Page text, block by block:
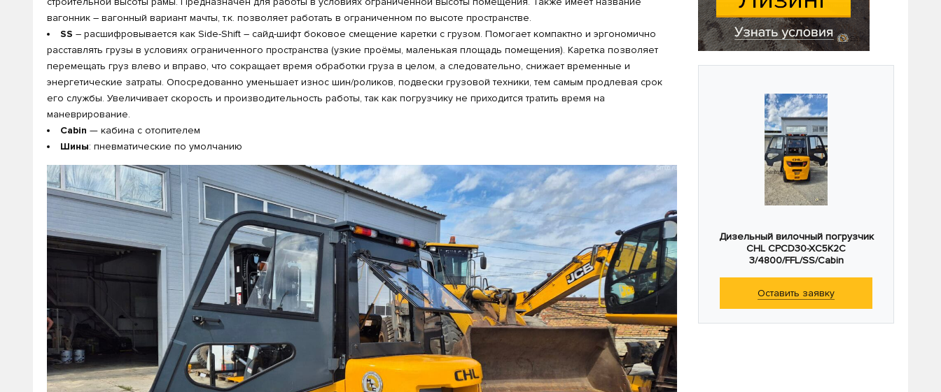
вагонник – вагонный вариант мачты, т.к. позволяет работать в ограниченном по высоте пространстве.
SS – расшифровывается как Side-Shift – сайд-шифт боковое смещение каретки с грузом. Помогает компактно и эргономично
расставлять грузы в условиях ограниченного пространства (узкие проёмы, маленькая площадь помещения). Каретка позволяет
перемещать груз влево и вправо, что сокращает время обработки груза в целом, а следовательно, снижает временные и
энергетические затраты. Опосредованно уменьшает износ шин/роликов, подвески грузовой техники, тем самым продлевая срок
его службы. Увеличивает скорость и производительность работы, так как погрузчику не приходится тратить время на
маневрирование.
Cabin — кабина с отопителем
Шины: пневматические по умолчанию
Дизельный вилочный погрузчик
CHL CPCD30-XC5K2C
3/4800/FFL/SS/Cabin
Оставить заявку